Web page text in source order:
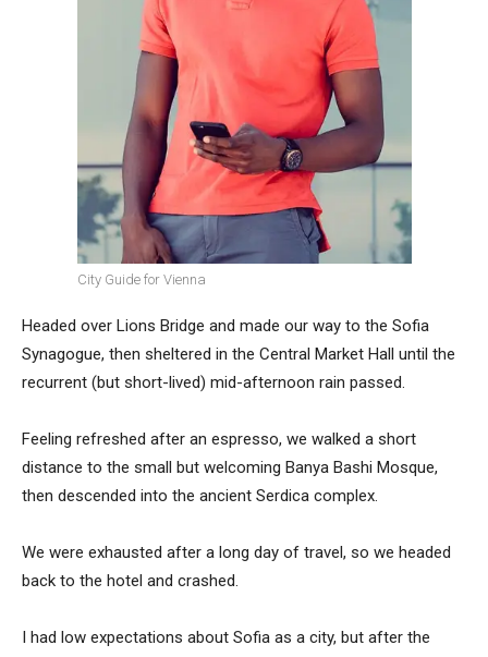
City Guide for Vienna
Headed over Lions Bridge and made our way to the Sofia
Synagogue, then sheltered in the Central Market Hall until the
recurrent (but short-lived) mid-afternoon rain passed.
Feeling refreshed after an espresso, we walked a short
distance to the small but welcoming Banya Bashi Mosque,
then descended into the ancient Serdica complex.
We were exhausted after a long day of travel, so we headed
back to the hotel and crashed.
I had low expectations about Sofia as a city, but after the